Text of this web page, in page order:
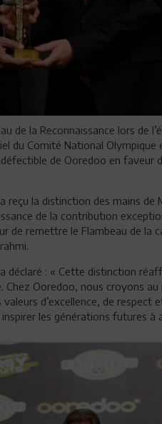
de la Reconnaissance lors de
du Comité National Olympique
de Ooredoo en faveur
reçu la distinction des mains de
de la contribution
de remettre le Flambeau de la
déclaré : « Cette distinction
Ooredoo, nous croyons
d’excellence, de respect
les générations futures à